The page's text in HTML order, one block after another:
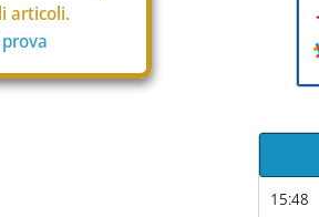
articoli.
15:48